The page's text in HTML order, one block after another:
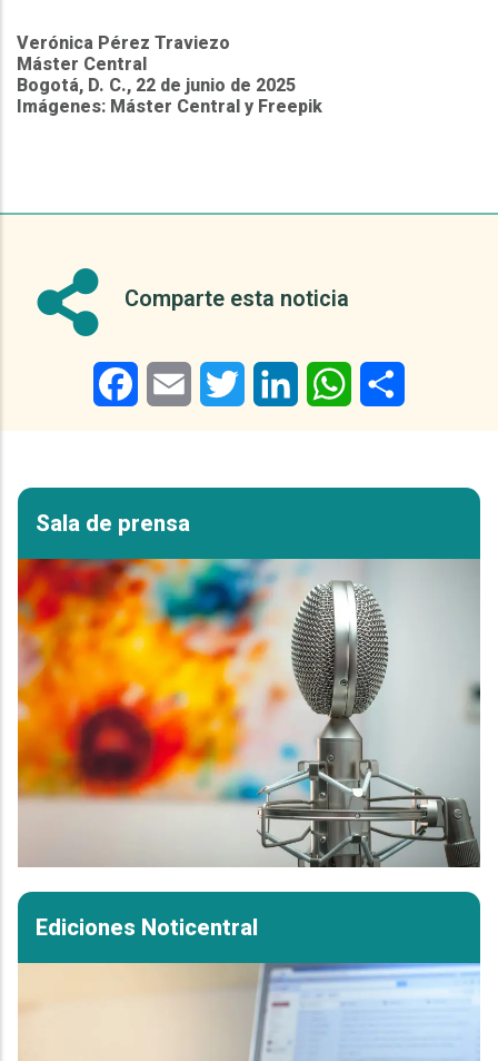
Verónica Pérez Traviezo
Máster Central
Bogotá, D. C., 22 de junio de 2025
Imágenes: Máster Central y Freepik
Comparte esta noticia
FacebookEmail Twitter LinkedIn WhatsApp
Sala de prensa
Ediciones Noticentral